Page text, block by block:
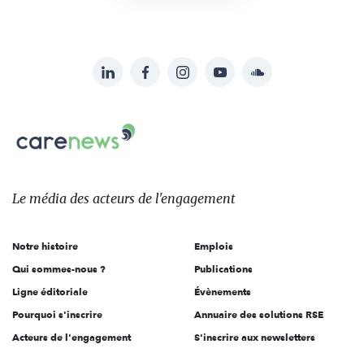
sur:
LinkedInFacebookInstagramYouTubeSoundcloud
Le
des
l'engagement
Le média des acteurs de l'engagement
Notre histoire
Qui sommes-nous ?
Ligne éditoriale
Pourquoi s'inscrire
Acteurs de l'engagement
Emplois
Publications
Évènements
Annuaire des solutions RSE
S'inscrire aux newsletters